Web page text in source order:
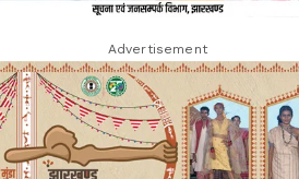
Advertisement